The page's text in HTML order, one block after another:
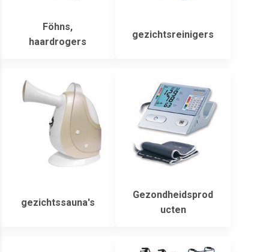
Föhns,
haardrogers
gezichtsreinigers
gezichtssauna's
Gezondheidsprod
ucten